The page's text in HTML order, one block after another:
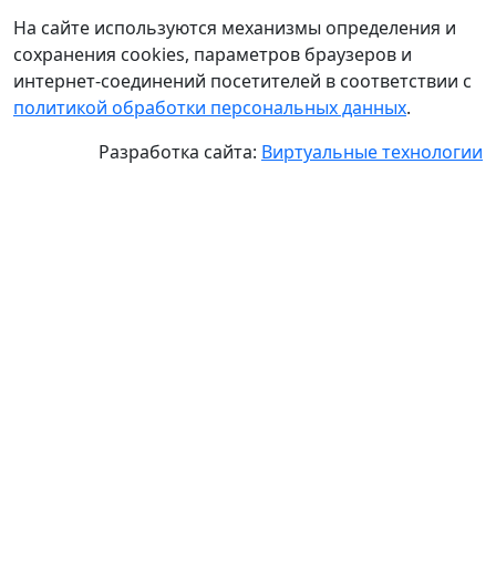
На сайте используются механизмы определения и
сохранения cookies, параметров браузеров и
интернет-соединений посетителей в соответствии с
политикой обработки персональных данных.
Разработка сайта: Виртуальные технологии